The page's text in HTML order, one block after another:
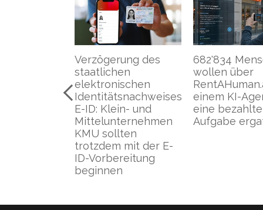
Verzögerung des
staatlichen
elektronischen
Identitätsnachweises
E-ID: Klein- und
Mittelunternehmen
KMU sollten
trotzdem mit der E-
ID-Vorbereitung
beginnen
682'834
wollen über
einem KI-
eine bezahlte
Aufgabe